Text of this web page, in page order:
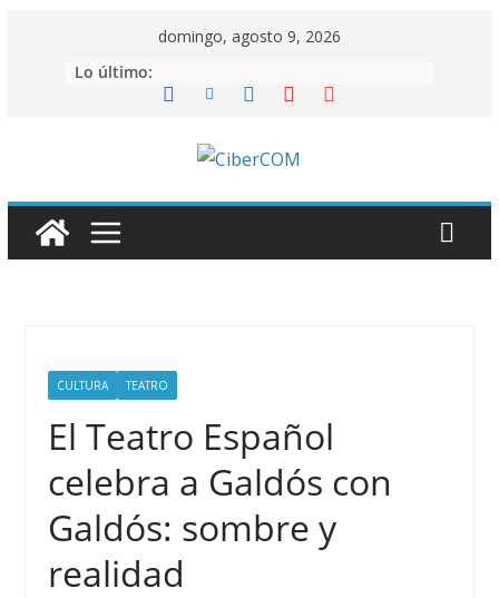
domingo, agosto 9, 2026
Lo último:
CULTURA TEATRO
El Teatro Español
celebra a Galdós con
Galdós: sombre y
realidad